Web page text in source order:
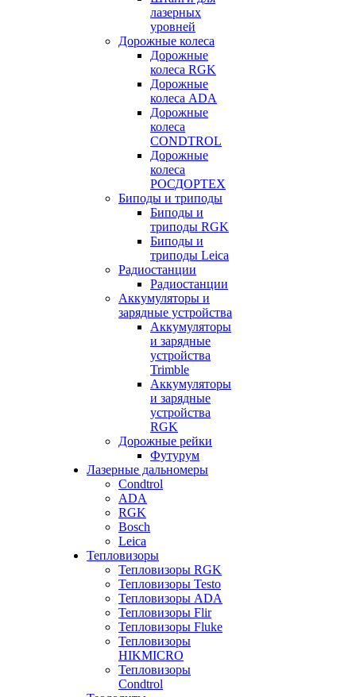
лазерных
уровней
Дорожные колеса
Дорожные
колеса RGK
Дорожные
колеса ADA
Дорожные
колеса
CONDTROL
Дорожные
колеса
РОСДОРТЕХ
Биподы и триподы
Биподы и
триподы RGK
Биподы и
триподы Leica
Радиостанции
Радиостанции
Аккумуляторы и
зарядные устройства
Аккумуляторы
и зарядные
устройства
Trimble
Аккумуляторы
и зарядные
устройства
RGK
Дорожные рейки
Футурум
Лазерные дальномеры
Condtrol
ADA
RGK
Bosch
Leica
Тепловизоры
Тепловизоры RGK
Тепловизоры Testo
Тепловизоры ADA
Тепловизоры Flir
Тепловизоры Fluke
Тепловизоры
HIKMICRO
Тепловизоры
Condtrol